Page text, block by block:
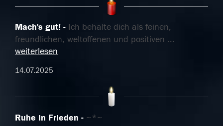
Mach's gut!
Ich behalte dich als feinen,
freundlichen, weltoffenen und positiven ...
weiterlesen
14.07.2025
Ruhe in Frieden ~*~